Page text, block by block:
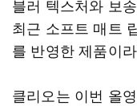
블러 텍스처와 보
최근 소프트 매트
를 반영한 제품이
클리오는 이번 올